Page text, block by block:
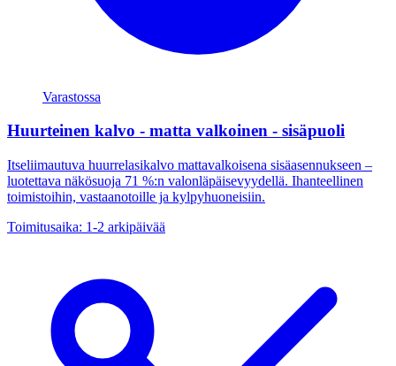
Varastossa
Huurteinen kalvo - matta valkoinen - sisäpuoli
Itseliimautuva huurrelasikalvo mattavalkoisena sisäasennukseen –
luotettava näkösuoja 71 %:n valonläpäisevyydellä. Ihanteellinen
toimistoihin, vastaanotoille ja kylpyhuoneisiin.
Toimitusaika: 1-2 arkipäivää